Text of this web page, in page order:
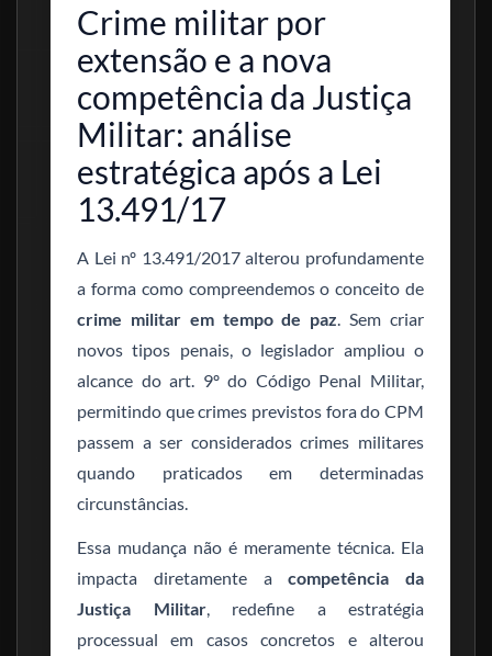
Crime militar por
extensão e a nova
competência da Justiça
Militar: análise
estratégica após a Lei
13.491/17
A Lei nº 13.491/2017 alterou profundamente
a forma como compreendemos o conceito de
crime militar em tempo de paz. Sem criar
novos tipos penais, o legislador ampliou o
alcance do art. 9º do Código Penal Militar,
permitindo que crimes previstos fora do CPM
passem a ser considerados crimes militares
quando praticados em determinadas
circunstâncias.
Essa mudança não é meramente técnica. Ela
impacta diretamente acompetência da
Justiça Militar, redefine a estratégia
processual em casos concretos e alterou